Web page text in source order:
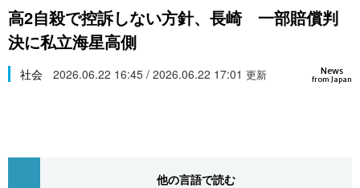
简体字
カテゴリー
経済・ビジネス
トップ
In-depth
政治・外交
経済・ビジネス
Topics
高2自殺で控訴しない方針、長崎 一部賠償判
決に私立海星高側
News
from Japan
社会 2026.06.22 16:45 / 2026.06.22 17:01 更新
他の言語で読む